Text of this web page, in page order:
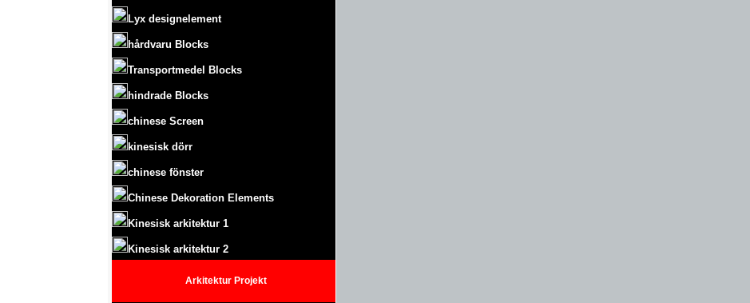
Lyx designelement
hårdvaru Blocks
Transportmedel Blocks
hindrade Blocks
chinese Screen
kinesisk dörr
chinese fönster
Chinese Dekoration Elements
Kinesisk arkitektur 1
Kinesisk arkitektur 2
Arkitektur Projekt